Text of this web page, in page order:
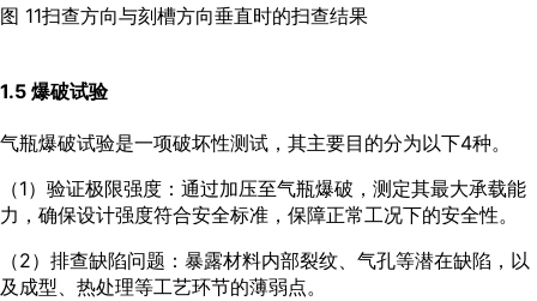
图 11扫查方向与刻槽方向垂直时的扫查结果
1.5 爆破试验
气瓶爆破试验是一项破坏性测试，其主要目的分为以下4种。
（1）验证极限强度：通过加压至气瓶爆破，测定其最大承载能
力，确保设计强度符合安全标准，保障正常工况下的安全性。
（2）排查缺陷问题：暴露材料内部裂纹、气孔等潜在缺陷，以
及成型、热处理等工艺环节的薄弱点。